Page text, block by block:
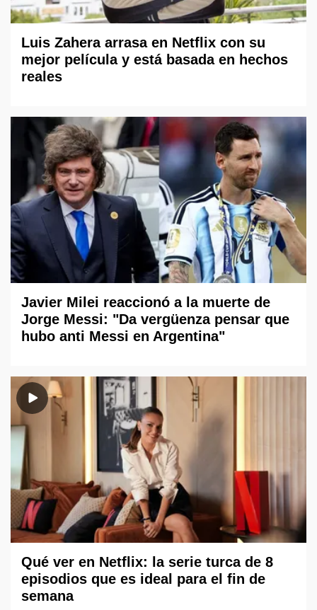
Luis Zahera arrasa en Netflix con su
mejor película y está basada en hechos
reales
Javier Milei reaccionó a la muerte de
Jorge Messi: "Da vergüenza pensar que
hubo anti Messi en Argentina"
Qué ver en Netflix: la serie turca de 8
episodios que es ideal para el fin de
semana